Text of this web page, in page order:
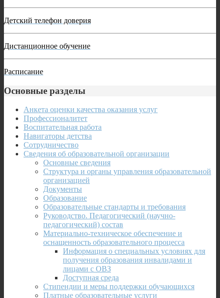
Детский телефон доверия
Дистанционное обучение
Расписание
Основные разделы
Анкета оценки качества оказания услуг
Профессионалитет
Воспитательная работа
Навигаторы детства
Сотрудничество
Сведения об образовательной организации
Основные сведения
Структура и органы управления образовательной
организацией
Документы
Образование
Образовательные стандарты и требования
Руководство. Педагогический (научно-
педагогический) состав
Материально-техническое обеспечение и
оснащенность образовательного процесса
Информация о специальных условиях для
получения образования инвалидами и
лицами с ОВЗ
Доступная среда
Стипендии и меры поддержки обучающихся
Платные образовательные услуги